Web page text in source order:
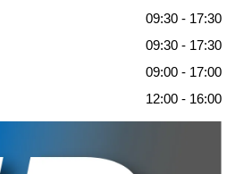
09:30 - 17:30
09:30 - 17:30
09:00 - 17:00
12:00 - 16:00